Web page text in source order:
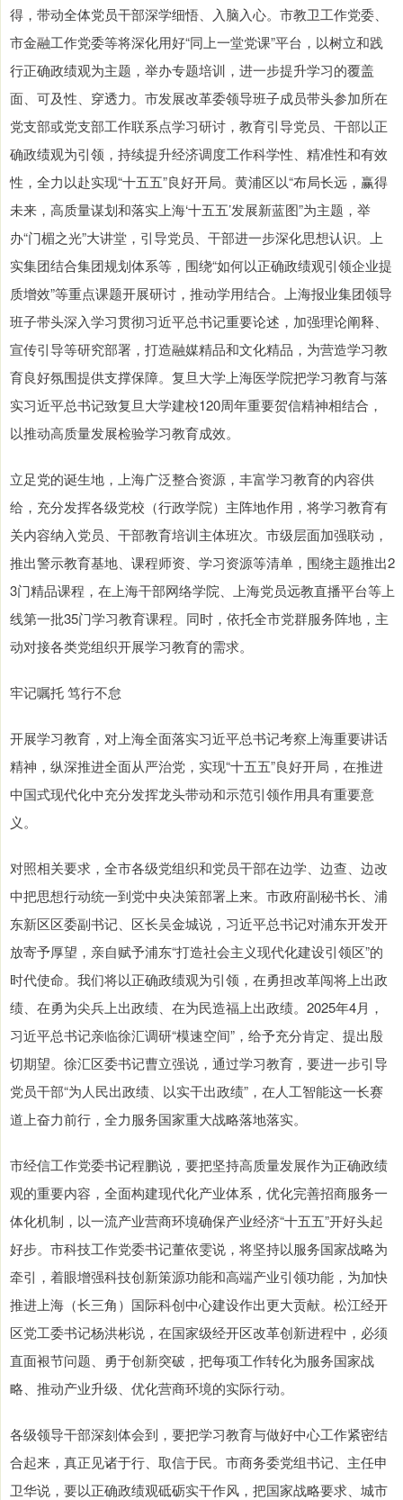
得，带动全体党员干部深学细悟、入脑入心。市教卫工作党委、
市金融工作党委等将深化用好“同上一堂党课”平台，以树立和践
行正确政绩观为主题，举办专题培训，进一步提升学习的覆盖
面、可及性、穿透力。市发展改革委领导班子成员带头参加所在
党支部或党支部工作联系点学习研讨，教育引导党员、干部以正
确政绩观为引领，持续提升经济调度工作科学性、精准性和有效
性，全力以赴实现“十五五”良好开局。黄浦区以“布局长远，赢得
未来，高质量谋划和落实上海‘十五五’发展新蓝图”为主题，举
办“门楣之光”大讲堂，引导党员、干部进一步深化思想认识。上
实集团结合集团规划体系等，围绕“如何以正确政绩观引领企业提
质增效”等重点课题开展研讨，推动学用结合。上海报业集团领导
班子带头深入学习贯彻习近平总书记重要论述，加强理论阐释、
宣传引导等研究部署，打造融媒精品和文化精品，为营造学习教
育良好氛围提供支撑保障。复旦大学上海医学院把学习教育与落
实习近平总书记致复旦大学建校120周年重要贺信精神相结合，
以推动高质量发展检验学习教育成效。
立足党的诞生地，上海广泛整合资源，丰富学习教育的内容供
给，充分发挥各级党校（行政学院）主阵地作用，将学习教育有
关内容纳入党员、干部教育培训主体班次。市级层面加强联动，
推出警示教育基地、课程师资、学习资源等清单，围绕主题推出2
3门精品课程，在上海干部网络学院、上海党员远教直播平台等上
线第一批35门学习教育课程。同时，依托全市党群服务阵地，主
动对接各类党组织开展学习教育的需求。
牢记嘱托 笃行不怠
开展学习教育，对上海全面落实习近平总书记考察上海重要讲话
精神，纵深推进全面从严治党，实现“十五五”良好开局，在推进
中国式现代化中充分发挥龙头带动和示范引领作用具有重要意
义。
对照相关要求，全市各级党组织和党员干部在边学、边查、边改
中把思想行动统一到党中央决策部署上来。市政府副秘书长、浦
东新区区委副书记、区长吴金城说，习近平总书记对浦东开发开
放寄予厚望，亲自赋予浦东“打造社会主义现代化建设引领区”的
时代使命。我们将以正确政绩观为引领，在勇担改革闯将上出政
绩、在勇为尖兵上出政绩、在为民造福上出政绩。2025年4月，
习近平总书记亲临徐汇调研“模速空间”，给予充分肯定、提出殷
切期望。徐汇区委书记曹立强说，通过学习教育，要进一步引导
党员干部“为人民出政绩、以实干出政绩”，在人工智能这一长赛
道上奋力前行，全力服务国家重大战略落地落实。
市经信工作党委书记程鹏说，要把坚持高质量发展作为正确政绩
观的重要内容，全面构建现代化产业体系，优化完善招商服务一
体化机制，以一流产业营商环境确保产业经济“十五五”开好头起
好步。市科技工作党委书记董依雯说，将坚持以服务国家战略为
牵引，着眼增强科技创新策源功能和高端产业引领功能，为加快
推进上海（长三角）国际科创中心建设作出更大贡献。松江经开
区党工委书记杨洪彬说，在国家级经开区改革创新进程中，必须
直面裉节问题、勇于创新突破，把每项工作转化为服务国家战
略、推动产业升级、优化营商环境的实际行动。
各级领导干部深刻体会到，要把学习教育与做好中心工作紧密结
合起来，真正见诸于行、取信于民。市商务委党组书记、主任申
卫华说，要以正确政绩观砥砺实干作风，把国家战略要求、城市